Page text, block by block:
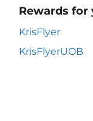
Rewards for
KrisFlyer
KrisFlyerUOB